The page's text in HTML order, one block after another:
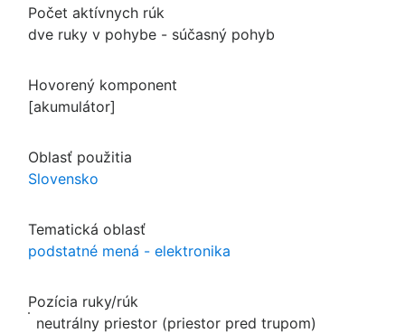
Počet aktívnych rúk
dve ruky v pohybe - súčasný pohyb
Hovorený komponent
[akumulátor]
Oblasť použitia
Slovensko
Tematická oblasť
podstatné mená - elektronika
Pozícia ruky/rúk
neutrálny priestor (priestor pred trupom)